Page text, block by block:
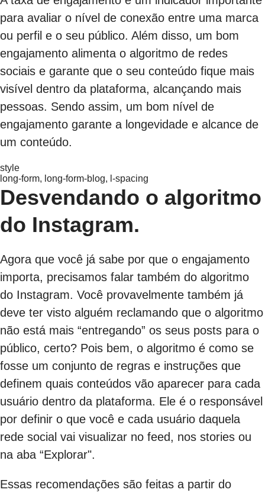
para avaliar o nível de conexão entre uma marca
ou perfil e o seu público. Além disso, um bom
engajamento alimenta o algoritmo de redes
sociais e garante que o seu conteúdo fique mais
visível dentro da plataforma, alcançando mais
pessoas. Sendo assim, um bom nível de
engajamento garante a longevidade e alcance de
um conteúdo.
style
long-form, long-form-blog, l-spacing
Desvendando o algoritmo
do Instagram.
Agora que você já sabe por que o engajamento
importa, precisamos falar também do algoritmo
do Instagram. Você provavelmente também já
deve ter visto alguém reclamando que o algoritmo
não está mais “entregando” os seus posts para o
público, certo? Pois bem, o algoritmo é como se
fosse um conjunto de regras e instruções que
definem quais conteúdos vão aparecer para cada
usuário dentro da plataforma. Ele é o responsável
por definir o que você e cada usuário daquela
rede social vai visualizar no feed, nos stories ou
na aba “Explorar".
Essas recomendações são feitas a partir do